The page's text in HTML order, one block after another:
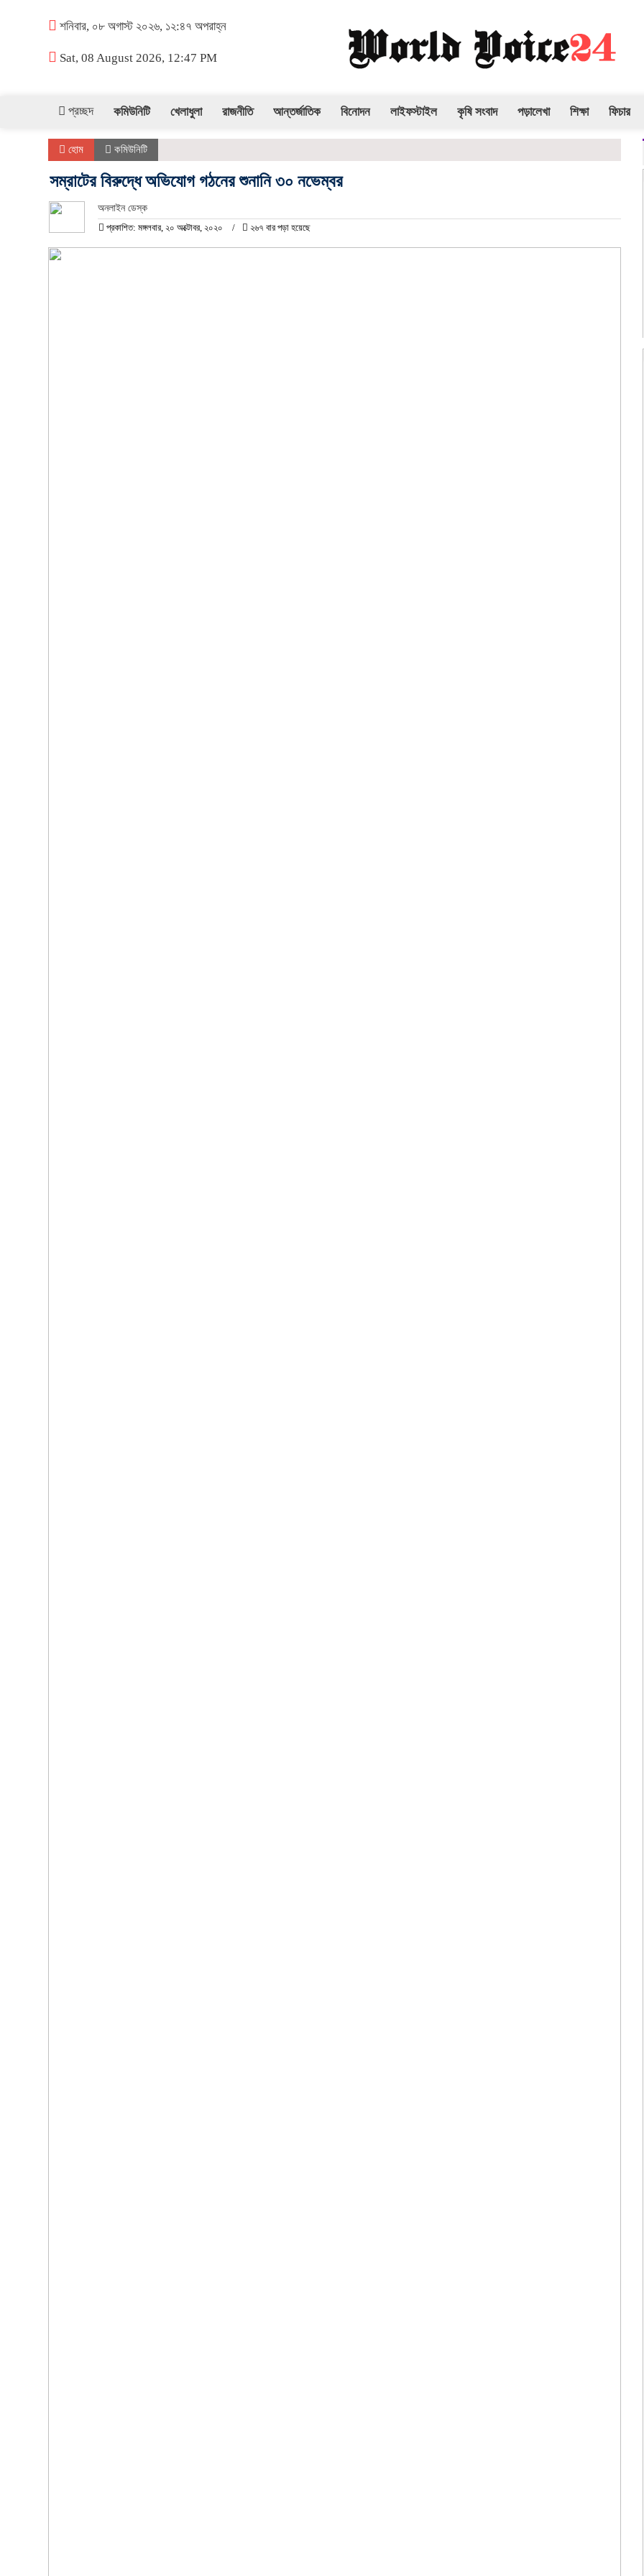
শনিবার, ০৮ অগাস্ট ২০২৬, ১২:৪৭ অপরাহ্ন
Sat, 08 August 2026, 12:47 PM
প্রচ্ছদ কমিউনিটি খেলাধুলা রাজনীতি আন্তর্জাতিক বিনোদন লাইফস্টাইল কৃষি সংবাদ পড়ালেখা শিক্ষা ফিচার
হোম কমিউনিটি
সম্রাটের বিরুদ্ধে অভিযোগ গঠনের শুনানি ৩০ নভেম্বর
অনলাইন ডেস্ক
প্রকাশিত: মঙ্গলবার, ২০ অক্টোবর, ২০২০
২৬৭ বার পড়া হয়েছে